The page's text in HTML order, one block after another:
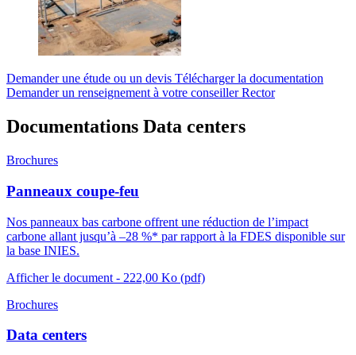
Demander une étude ou un devis Télécharger la documentation
Demander un renseignement à votre conseiller Rector
Documentations Data centers
Brochures
Panneaux coupe-feu
Nos panneaux bas carbone offrent une réduction de l’impact
carbone allant jusqu’à –28 %* par rapport à la FDES disponible sur
la base INIES.
Afficher le document - 222,00 Ko (pdf)
Brochures
Data centers